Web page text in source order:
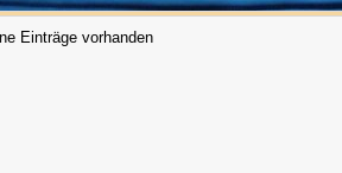
Einträge vorhanden